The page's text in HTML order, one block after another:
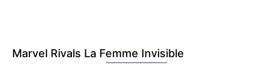
Marvel Rivals La Femme Invisible